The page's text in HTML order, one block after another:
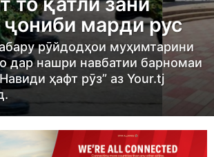
ҷониби марди рус
рӯйдодҳои муҳимтарини
дар нашри навбатии барномаи
ҳафт рӯз” аз Your.tj